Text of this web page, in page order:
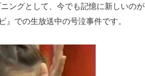
ングとして、今でも記憶に新しいのが
での生放送中の号泣事件です。